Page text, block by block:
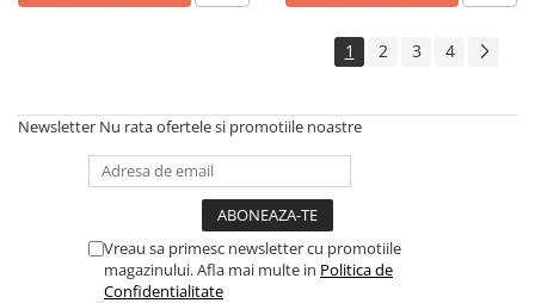
1 2 3 4
Newsletter Nu rata ofertele si promotiile noastre
Vreau sa primesc newsletter cu promotiile
magazinului. Afla mai multe in Politica de
Confidentialitate